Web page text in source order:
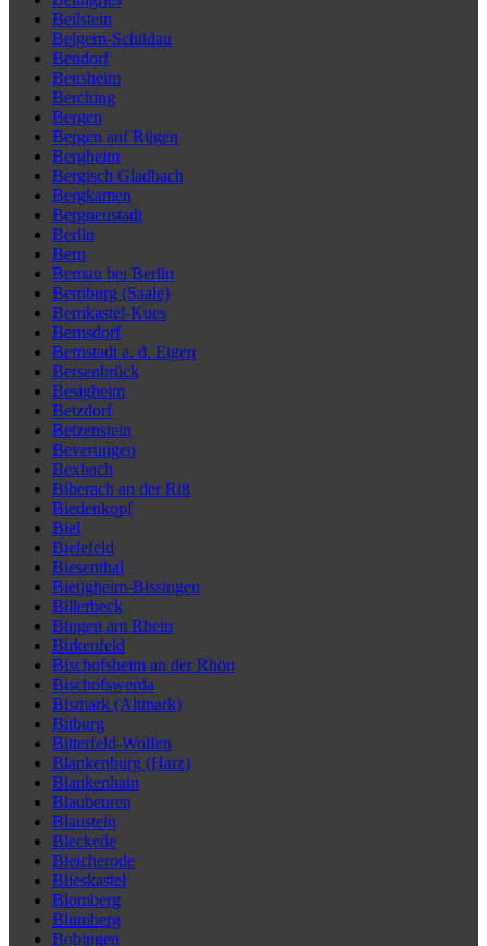
Beilstein
Belgern-Schildau
Bendorf
Bensheim
Berching
Bergen
Bergen auf Rügen
Bergheim
Bergisch Gladbach
Bergkamen
Bergneustadt
Berlin
Bern
Bernau bei Berlin
Bernburg (Saale)
Bernkastel-Kues
Bernsdorf
Bernstadt a. d. Eigen
Bersenbrück
Besigheim
Betzdorf
Betzenstein
Beverungen
Bexbach
Biberach an der Riß
Biedenkopf
Biel
Bielefeld
Biesenthal
Bietigheim-Bissingen
Billerbeck
Bingen am Rhein
Birkenfeld
Bischofsheim an der Rhön
Bischofswerda
Bismark (Altmark)
Bitburg
Bitterfeld-Wolfen
Blankenburg (Harz)
Blankenhain
Blaubeuren
Blaustein
Bleckede
Bleicherode
Blieskastel
Blomberg
Blumberg
Bobingen